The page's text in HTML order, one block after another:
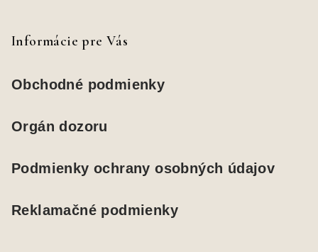
Informácie pre Vás
Obchodné podmienky
Orgán dozoru
Podmienky ochrany osobných údajov
Reklamačné podmienky